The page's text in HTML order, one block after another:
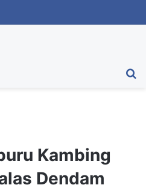
Kambing
Dendam